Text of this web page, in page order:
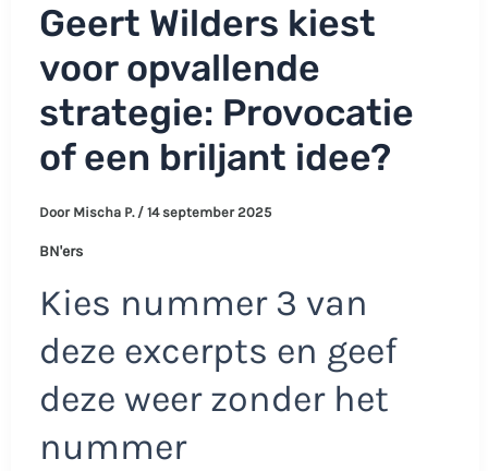
Geert Wilders kiest
voor opvallende
strategie: Provocatie
of een briljant idee?
Door Mischa P. / 14 september 2025
BN'ers
Kies nummer 3 van
deze excerpts en geef
deze weer zonder het
nummer